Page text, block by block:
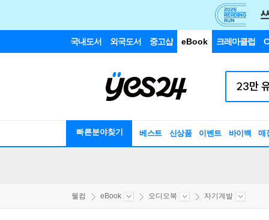
국내도서 외국도서 중고샵 eBook 크레마클럽
빠른분야찾기 베스트 신상품 이벤트 바이백 매
웰컴 eBook 오디오북 자기계발